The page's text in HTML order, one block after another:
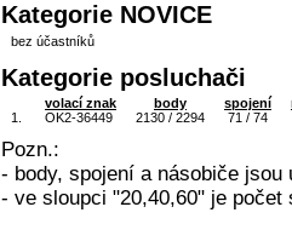
Kategorie NOVICE
bez účastníků
Kategorie posluchači
volací znak body spojení
1.
OK2-36449 2130 / 2294 71 / 74
Pozn.:
- body, spojení a násobiče
- ve sloupci "20,40,60" je